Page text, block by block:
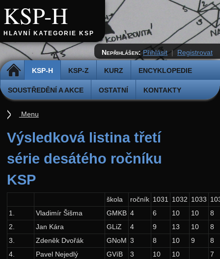
KSP-H
HLAVNÍ KATEGORIE KSP
DOMŮ KSP-H KSP-Z KURZ ENCYKLOPEDIE
SOUSTŘEDĚNÍ A AKCE OSTATNÍ KONTAKTY
Nepřihlášen: Přihlásit | Registrovat
Výsledková listina třetí
série desátého ročníku
KSP
škola ročník 1031 1032 1033
1.
Vladimír Šišma GMKB 4 6 10 10
8
2.
Jan Kára GLiZ 4 9 13 10
8
3.
Zdeněk Dvořák GNoM 3 8 10 9
8
4.
Pavel Nejedlý GVíB 3 10 10
7
Menu
Pravidla
Přihláška k řešení
Odevzdávátko
Archiv starších ročníků
37. ročník: 24/25
36. ročník: 23/24